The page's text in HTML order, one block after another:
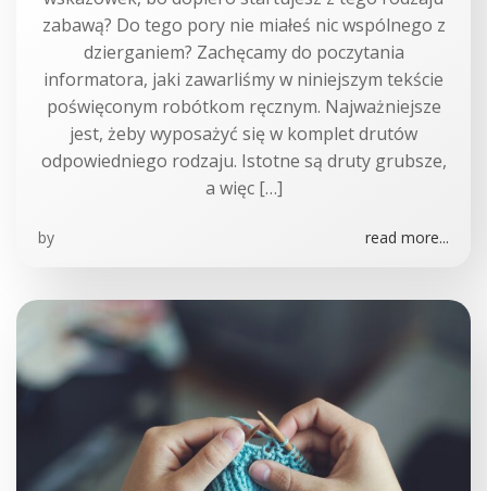
zabawą? Do tego pory nie miałeś nic wspólnego z
dzierganiem? Zachęcamy do poczytania
informatora, jaki zawarliśmy w niniejszym tekście
poświęconym robótkom ręcznym. Najważniejsze
jest, żeby wyposażyć się w komplet drutów
odpowiedniego rodzaju. Istotne są druty grubsze,
a więc […]
by read more...